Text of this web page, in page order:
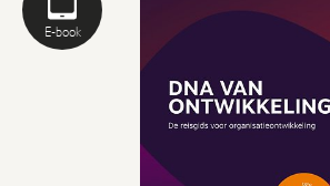
E-book